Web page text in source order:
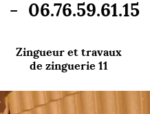
- 06.76.59.61.15
Zingueur et travaux
de zinguerie 11